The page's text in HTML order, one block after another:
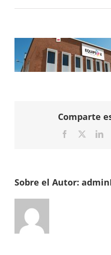
Comparte
Facebook
Twitter
Sobre el Autor: